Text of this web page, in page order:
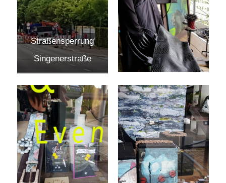
Straßensperrung
Singenerstraße